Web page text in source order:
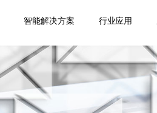
焊缝跟踪器
专机焊缝跟踪系统
机器人焊缝跟踪系
统
激光位移传感器
点式位移传感器
线式位移传感器
轮廓测量系统
焊缝扫描系统
焊缝寻位系统
焊接相机
空间定位系统
机器视觉
通用外围设备
监控盒
智能解决方案 行业应用